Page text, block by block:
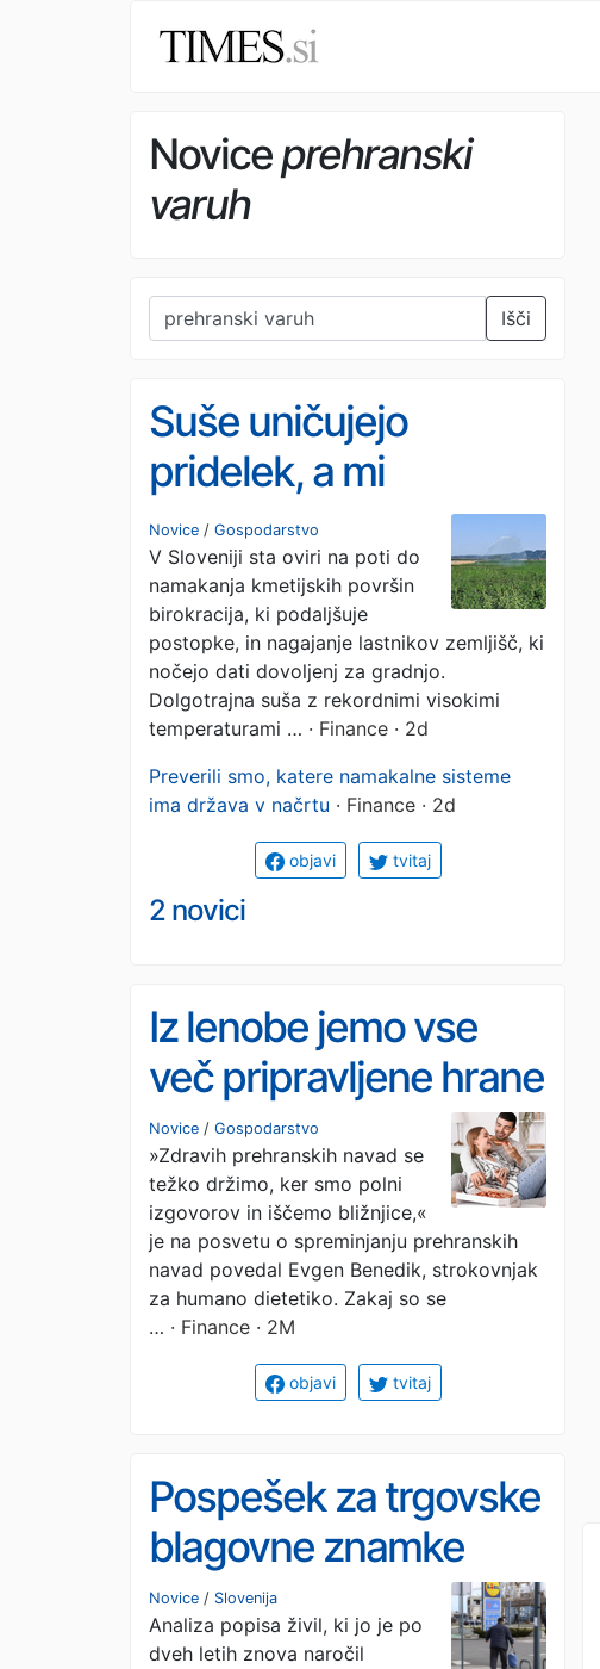
Noviceprehranski
varuh
Išči
Suše uničujejo
pridelek, a mi
namakamo samo 0,8
odstotka kmetijskih
površin
Novice / Gospodarstvo
V Sloveniji sta oviri na poti do
namakanja kmetijskih površin
birokracija, ki podaljšuje
postopke, in nagajanje lastnikov zemljišč, ki
nočejo dati dovoljenj za gradnjo.
Dolgotrajna suša z rekordnimi visokimi
temperaturami … · Finance · 2d
Preverili smo, katere namakalne sisteme
ima država v načrtu · Finance · 2d
objavi tvitaj
2 novici
Iz lenobe jemo vse
več pripravljene hrane
Novice / Gospodarstvo
»Zdravih prehranskih navad se
težko držimo, ker smo polni
izgovorov in iščemo bližnjice,«
je na posvetu o spreminjanju prehranskih
navad povedal Evgen Benedik, strokovnjak
za humano dietetiko. Zakaj so se
… · Finance · 2M
objavi tvitaj
Pospešek za trgovske
blagovne znamke
Novice / Slovenija
Analiza popisa živil, ki jo je po
dveh letih znova naročil